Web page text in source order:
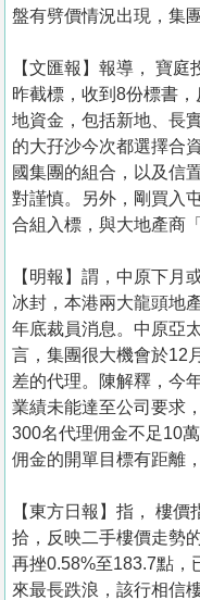
盤有劈價情況出現，集
【文匯報】報導， 寶
昨截標，收到8份標書
地資金，包括新地、長
的大孖沙今次都選擇合
國集團的組合，以及信
對謹慎。另外，剛買入
合組入標，與大地產商
【明報】謂，中原下月
冰封，本港兩大龍頭地
年底裁員消息。中原亞
言，集團很大機會於12
差的代理。陳解釋，今
業績未能達至公司要求
300名代理佣金不足10
佣金的開單目標有距離
【東方日報】指， 樓
拾，反映二手樓價走勢
再挫0.58%至183.7點，
來最長跌浪，該行相信